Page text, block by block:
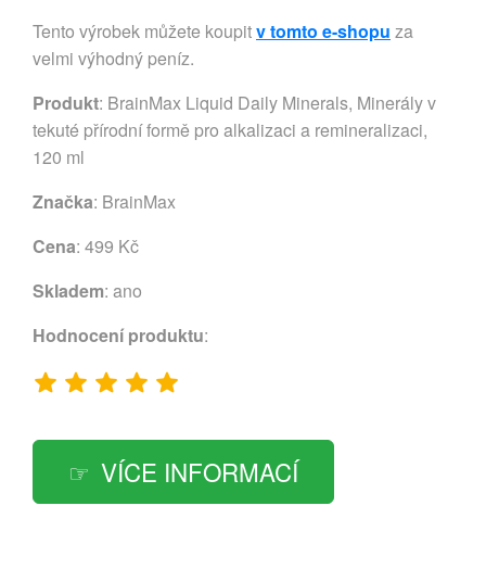
Tento výrobek můžete koupitv tomto e-shopu za
velmi výhodný peníz.
Produkt: BrainMax Liquid Daily Minerals, Minerály v
tekuté přírodní formě pro alkalizaci a remineralizaci,
120 ml
Značka: BrainMax
Cena: 499 Kč
Skladem: ano
Hodnocení produktu:
VÍCE INFORMACÍ